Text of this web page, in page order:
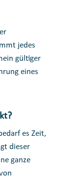
jedes
gültiger
eines
es Zeit,
dieser
ganze